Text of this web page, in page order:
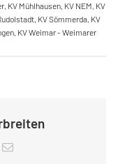
, KV Mühlhausen, KV NEM, KV
, KV Sömmerda, KV
, KV Weimar - Weimarer
E-